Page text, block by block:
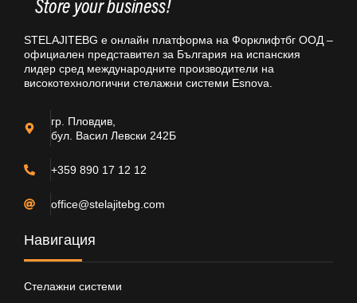
STELAJITEBG е онлайн платформа на Форклифтбг ООД –
официален представител за България на испанския
лидер сред международните производители на
високотехнологични стелажни системи Esnova.
гр. Пловдив,
бул. Васил Левски 242Б
+359 890 17 12 12
office@stelajitebg.com
Навигация
Стелажни системи